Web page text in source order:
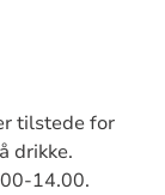
tilstedefor
drikke.
14.00.